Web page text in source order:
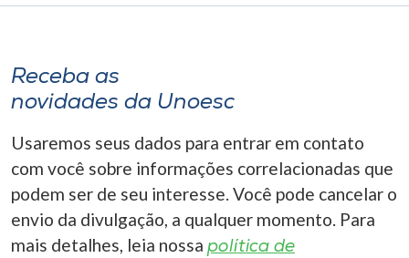
Receba as
novidades da Unoesc
Usaremos seus dados para entrar em contato
com você sobre informações correlacionadas que
podem ser de seu interesse. Você pode cancelar o
envio da divulgação, a qualquer momento. Para
mais detalhes, leia nossa política de